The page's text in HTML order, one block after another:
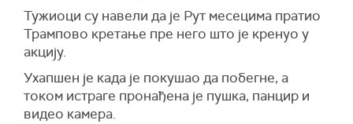
Тужиоци су навели да је Рут месецима пратио
Трампово кретање пре него што је кренуо у
акцију.
Ухапшен је када је покушао да побегне, а
током истраге пронађена је пушка, панцир и
видео камера.